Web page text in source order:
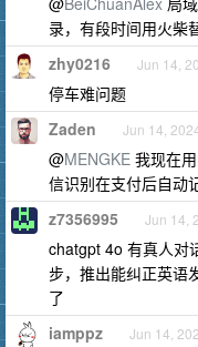
录，有段时间用火柴
zhy0216 Jun 14,
停车难问题
Zaden Jun 14,
@MENGKE 我现在
信识别在支付后自动
z7356995 Jun 14,
chatgpt 4o 有真人对
步，推出能纠正英语
了
iamppz Jun 14,